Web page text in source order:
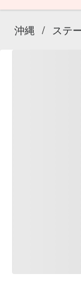
沖縄 / ステ